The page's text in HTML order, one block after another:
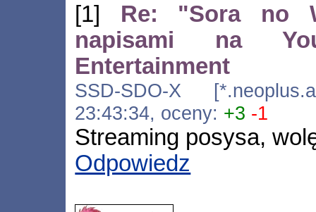
[1] Re: "Sora no
napisami na
Entertainment
SSD-SDO-X
23:43:34, oceny: +3 -1
Streaming posysa,
Odpowiedz